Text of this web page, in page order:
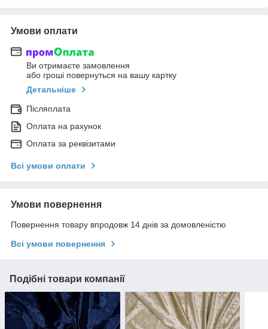
Умови оплати
Ви отримаєте замовлення
або гроші повернуться на вашу картку
Детальніше
Післяплата
Оплата на рахунок
Оплата за реквізитами
Всі умови оплати
Умови повернення
Повернення товару впродовж 14 днів за домовленістю
Всі умови повернення
Подібні товари компанії